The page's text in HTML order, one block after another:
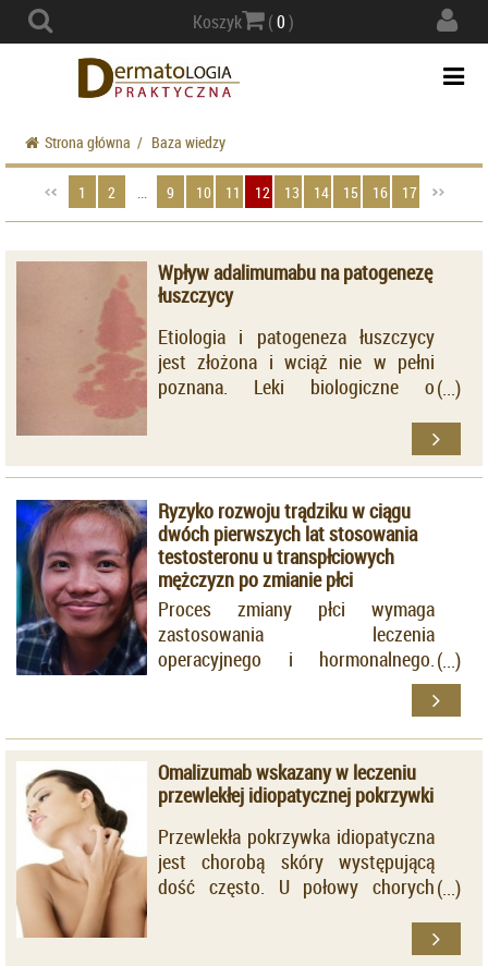
Koszyk (0)
Strona główna / Baza wiedzy
1 2 ... 9 10 11 12 13 14 15 16 17
Wpływ adalimumabu na patogenezę
łuszczycy
Etiologia i patogeneza łuszczycy
jest złożona i wciąż nie w pełni
poznana. Leki biologiczne o
rewolucyjne w leczeniu choroby.
Naukowcy z Nijmegen w Holandii
podjęli się oceny zmian ekspresji
genów na poziomie mRNA i
białkowym zachodzących w
komórkach bioptatów skórnych ze
zmian łuszczycowych w trakcie
terapii antagonistą TNFα -
adalimumabem.
Ryzyko rozwoju trądziku w ciągu
dwóch pierwszych lat stosowania
testosteronu u transpłciowych
mężczyzn po zmianie płci
Proces zmiany płci wymaga
zastosowania leczenia
operacyjnego i hormonalnego.
Korekta płci żeńskiej na męską
wiąże się z otrzymywaniem
maskulinizującego testosteronu
przez osoby K/M, czyli
transpłciowych mężczyzn.
Wykazano, że taka terapia prowadzi
do nasilenia łojotoku i może
skutkować występowaniem
trądziku.
Omalizumab wskazany w leczeniu
przewlekłej idiopatycznej pokrzywki
Przewlekła pokrzywka idiopatyczna
jest chorobą skóry występującą
dość często. U połowy chorych
nieskuteczne - nawet po dużych